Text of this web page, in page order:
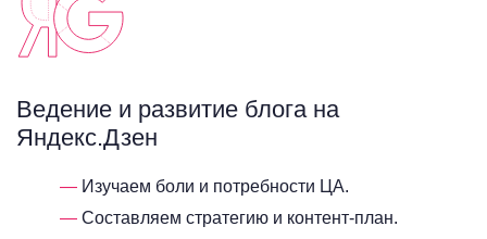
Ведение и развитие блога на
Яндекс.Дзен
Изучаем боли и потребности ЦА.
Составляем стратегию и контент-план.